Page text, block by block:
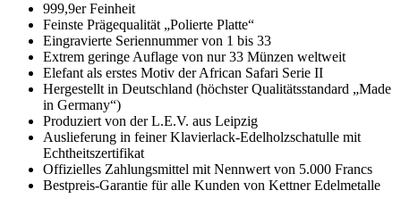
999,9er Feinheit
Feinste Prägequalität „Polierte Platte“
Eingravierte Seriennummer von 1 bis 33
Extrem geringe Auflage von nur 33 Münzen weltweit
Elefant als erstes Motiv der African Safari Serie II
Hergestellt in Deutschland (höchster Qualitätsstandard „Made
in Germany“)
Produziert von der L.E.V. aus Leipzig
Auslieferung in feiner Klavierlack-Edelholzschatulle mit
Echtheitszertifikat
Offizielles Zahlungsmittel mit Nennwert von 5.000 Francs
Bestpreis-Garantie für alle Kunden von Kettner Edelmetalle